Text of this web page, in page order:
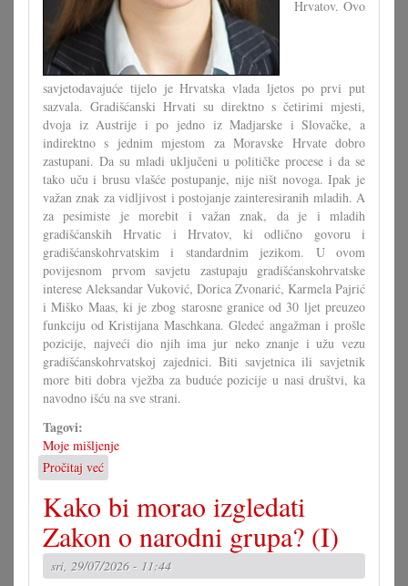
Hrvatov. Ovo
savjetodavajuće tijelo je Hrvatska vlada ljetos po prvi put
sazvala. Gradišćanski Hrvati su direktno s četirimi mjesti,
dvoja iz Austrije i po jedno iz Madjarske i Slovačke, a
indirektno s jednim mjestom za Moravske Hrvate dobro
zastupani. Da su mladi uključeni u političke procese i da se
tako uču i brusu vlašće postupanje, nije ništ novoga. Ipak je
važan znak za vidljivost i postojanje zainteresiranih mladih. A
za pesimiste je morebit i važan znak, da je i mladih
gradišćanskih Hrvatic i Hrvatov, ki odlično govoru i
gradišćanskohrvatskim i standardnim jezikom. U ovom
povijesnom prvom savjetu zastupaju gradišćanskohrvatske
interese Aleksandar Vuković, Dorica Zvonarić, Karmela Pajrić
i Miško Maas, ki je zbog starosne granice od 30 ljet preuzeo
funkciju od Kristijana Maschkana. Gledeć angažman i prošle
pozicije, najveći dio njih ima jur neko znanje i užu vezu
gradišćanskohrvatskoj zajednici. Biti savjetnica ili savjetnik
more biti dobra vježba za buduće pozicije u nasi društvi, ka
navodno išću na sve strani.
Tagovi:
Moje mišljenje
Pročitaj već
U
čem
more
pomoći
Savjet
mladih?
Kako bi morao izgledati
Zakon o narodni grupa? (I)
sri, 29/07/2026 - 11:44